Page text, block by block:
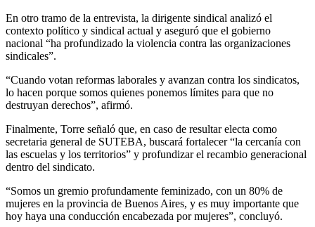
En otro tramo de la entrevista, la dirigente sindical analizó el
contexto político y sindical actual y aseguró que el gobierno
nacional “ha profundizado la violencia contra las organizaciones
sindicales”.
“Cuando votan reformas laborales y avanzan contra los sindicatos,
lo hacen porque somos quienes ponemos límites para que no
destruyan derechos”, afirmó.
Finalmente, Torre señaló que, en caso de resultar electa como
secretaria general de SUTEBA, buscará fortalecer “la cercanía con
las escuelas y los territorios” y profundizar el recambio generacional
dentro del sindicato.
“Somos un gremio profundamente feminizado, con un 80% de
mujeres en la provincia de Buenos Aires, y es muy importante que
hoy haya una conducción encabezada por mujeres”, concluyó.